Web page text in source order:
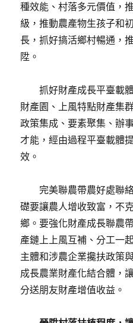
種效能、村落多元價值，
級，推動農產物生孩子和
長，抓好搞活鄉村暢通，
陞。
抓好財產成長平臺載
財產園、上風特點財產集
政策集成、要素聚集、辦
才能，經由過程平臺載體
效。
完美聯農帶農好處聯
礎要讓農人增收致富，不
鄉。要強化財產成長聯農
產鏈上上風互補、分工一
主體和涉農企業攙扶政策
成長農業財產化結合體，
分送朋友財產增值收益。